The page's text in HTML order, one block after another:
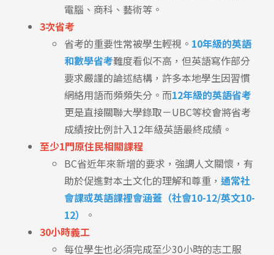
電腦、商科、藝術等。
3次省考
省考的重要性常被學生輕視。 10年級的英語
和數學省考難度看似不高，但英語寫作部分
要求嚴謹的論述結構，許多本地學生因習慣
網絡用語而頻頻失分。而12年級的英語省考
更是直接關聯大學錄取－UBC等校會將省考
成績按比例計入12年級英語最終成績。
至少1門原住民相關課程
BC省近年來新增的要求，強調人文關懷，有
助於促進對本土文化的理解和尊重， 通常社
會課或英語課裡會涵蓋（社會10-12/英文10-
12）
。
30小時義工
每位學生也必須完成至少30小時的志工服